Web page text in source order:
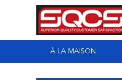
À LA MAISON